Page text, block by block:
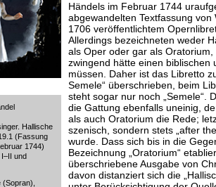
Hallische
(Fassung
1744)
und
Händels im Februar 1744
abgewandelten Textfassung
1706 veröffentlichtem
Allerdings bezeichneten weder
als Oper oder gar als
zwingend hätte einen biblischen
müssen. Daher ist das Libretto
Semele“ überschrieben, beim
steht sogar nur noch „Semele“.
die Gattung ebenfalls uneinig,
als auch Oratorium die Rede;
szenisch, sondern stets „after
wurde. Dass sich bis in die
Bezeichnung „Oratorium“
überschriebene Ausgabe von
davon distanziert sich die